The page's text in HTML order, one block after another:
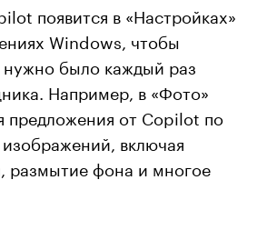
появится в «Настройках»
Windows, чтобы
нужно было каждый раз
Например, в «Фото»
предложения от Copilot по
включая
размытие фона и многое